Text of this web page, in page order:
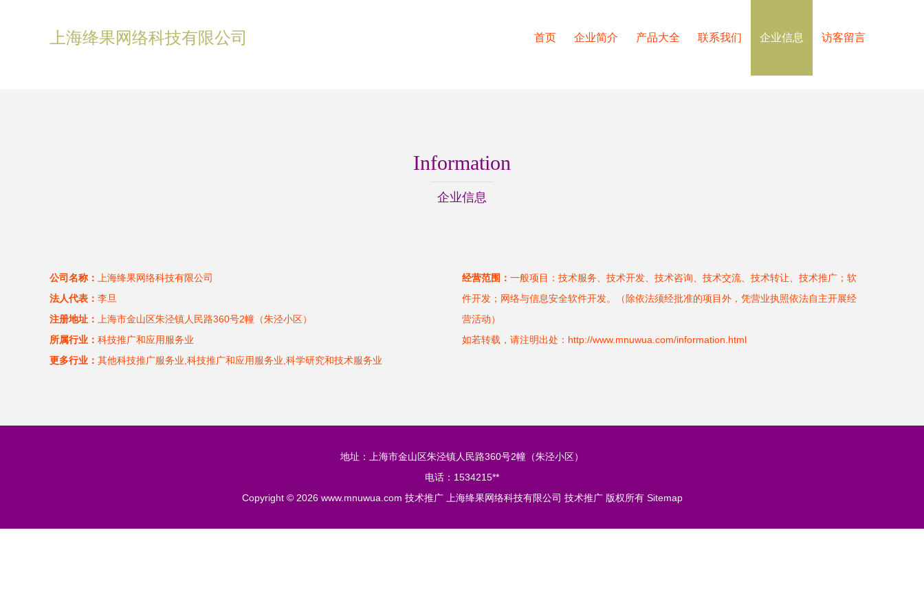
上海绛果网络科技有限公司 首页 企业简介 产品大全 联系我们 企业信息 访客留言
Information
企业信息
公司名称：
上海绛果网络科技有限公司
法人代表： 李旦
注册地址：
上海市金山区朱泾镇人民路360号2幢（朱泾小区）
所属行业： 科技推广和应用服务业
更多行业： 其他科技推广服务业,科技推广和应用服务业,科学研究和技术服务业
经营范围： 一般项目：技术服务、技术开发、技术咨询、技术交流、技术转让、技术推广；软
件开发；网络与信息安全软件开发。（除依法须经批准的项目外，凭营业执照依法自主开展经
营活动）
如若转载，请注明出处：http://www.mnuwua.com/information.html
地址：上海市金山区朱泾镇人民路360号2幢（朱泾小区）
电话：1534215**
Copyright © 2026 www.mnuwua.com 技术推广 上海绛果网络科技有限公司 技术推广版权所有 Sitemap